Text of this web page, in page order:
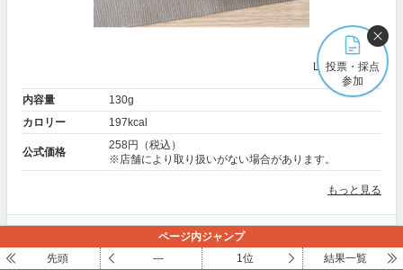
LAWSON公式
内容量
130g
カロリー
197kcal
公式価格
258円（税込）
※店舗により取り扱いがない場合があります。
もっと見る
＼ ログインしていなくても採点できます ／
投票・採点
参加
ページ内ジャンプ
先頭
--- 1位 結果一覧